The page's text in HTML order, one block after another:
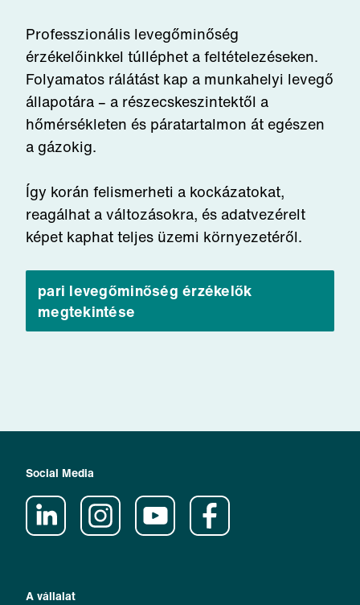
Professzionális levegőminőség
érzékelőinkkel túlléphet a feltételezéseken.
Folyamatos rálátást kap a munkahelyi levegő
állapotára – a részecskeszintektől a
hőmérsékleten és páratartalmon át egészen
a gázokig.
Így korán felismerheti a kockázatokat,
reagálhat a változásokra, és adatvezérelt
képet kaphat teljes üzemi környezetéről.
pari levegőminőség érzékelők
megtekintése
A vállalat
Social Media